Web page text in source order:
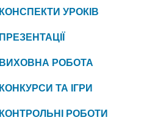
КОНСПЕКТИ УРОКІВ
ПРЕЗЕНТАЦІЇ
ВИХОВНА РОБОТА
КОНКУРСИ ТА ІГРИ
КОНТРОЛЬНІ РОБОТИ